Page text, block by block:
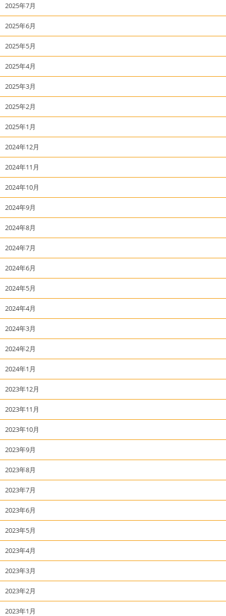
2025年7月
2025年6月
2025年5月
2025年4月
2025年3月
2025年2月
2025年1月
2024年12月
2024年11月
2024年10月
2024年9月
2024年8月
2024年7月
2024年6月
2024年5月
2024年4月
2024年3月
2024年2月
2024年1月
2023年12月
2023年11月
2023年10月
2023年9月
2023年8月
2023年7月
2023年6月
2023年5月
2023年4月
2023年3月
2023年2月
2023年1月